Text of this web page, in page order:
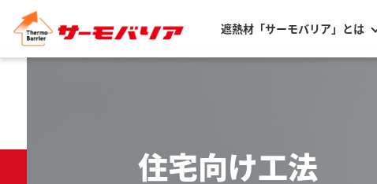
遮熱材「サーモバリア」とは
住宅向け工法